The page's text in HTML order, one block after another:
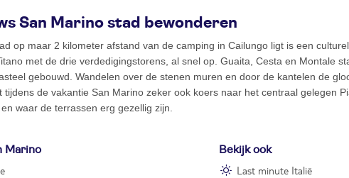
San Marino stad bewonderen
op maar 2 kilometer afstand van de camping in Cailungo ligt is een
met de drie verdedigingstorens, al snel op. Guaita, Cesta en Montale
gebouwd. Wandelen over de stenen muren en door de kantelen de
tijdens de vakantie San Marino zeker ook koers naar het centraal gelegen
waar de terrassen erg gezellig zijn.
Marino Bekijk ook
Last minute Italië